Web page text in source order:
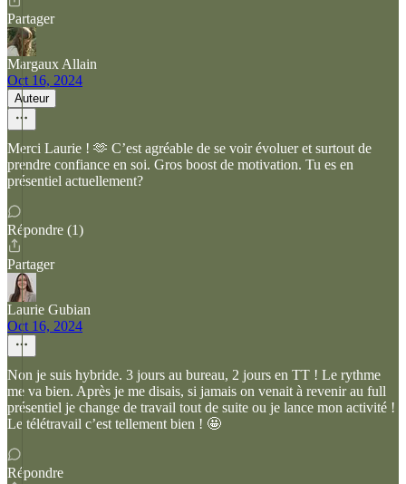
Partager
Margaux Allain
Oct 16, 2024
Auteur
Merci Laurie ! 🫶 C’est agréable de se voir évoluer et surtout de
prendre confiance en soi. Gros boost de motivation. Tu es en
présentiel actuellement?
Répondre (1)
Partager
Laurie Gubian
Oct 16, 2024
Non je suis hybride. 3 jours au bureau, 2 jours en TT ! Le rythme
me va bien. Après je me disais, si jamais on venait à revenir au full
présentiel je change de travail tout de suite ou je lance mon activité !
Le télétravail c’est tellement bien ! 🤩
Répondre